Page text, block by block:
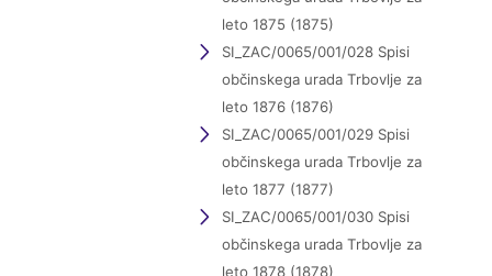
leto 1875 (1875)
SI_ZAC/0065/001/028 Spisi
občinskega urada Trbovlje za
leto 1876 (1876)
SI_ZAC/0065/001/029 Spisi
občinskega urada Trbovlje za
leto 1877 (1877)
SI_ZAC/0065/001/030 Spisi
občinskega urada Trbovlje za
leto 1878 (1878)